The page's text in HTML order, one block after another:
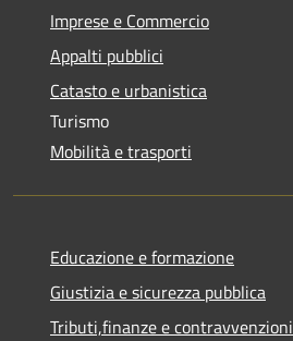
Imprese e Commercio
Appalti pubblici
Catasto e urbanistica
Turismo
Mobilità e trasporti
Educazione e formazione
Giustizia e sicurezza pubblica
Tributi,finanze e contravvenzioni